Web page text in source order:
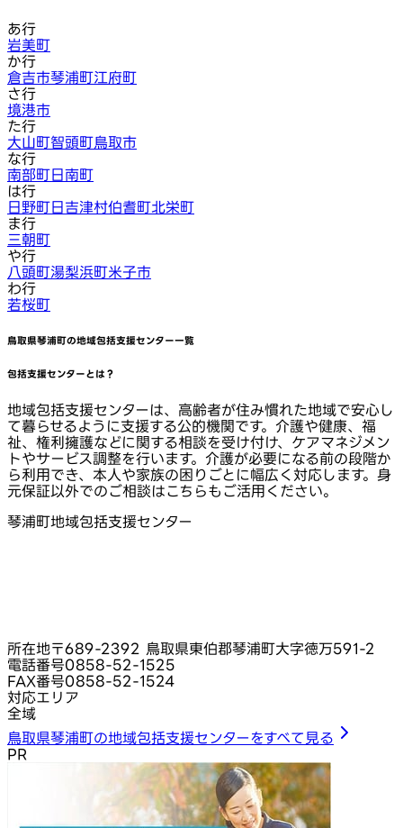
あ行
岩美町
か行
倉吉市琴浦町江府町
さ行
境港市
た行
大山町智頭町鳥取市
な行
南部町日南町
は行
日野町日吉津村伯耆町北栄町
ま行
三朝町
や行
八頭町湯梨浜町米子市
わ行
若桜町
鳥取県琴浦町の地域包括支援センター一覧
包括支援センターとは？
地域包括支援センターは、高齢者が住み慣れた地域で安心し
て暮らせるように支援する公的機関です。介護や健康、福
祉、権利擁護などに関する相談を受け付け、ケアマネジメン
トやサービス調整を行います。介護が必要になる前の段階か
ら利用でき、本人や家族の困りごとに幅広く対応します。身
元保証以外でのご相談はこちらもご活用ください。
琴浦町地域包括支援センター
所在地〒689-2392 鳥取県東伯郡琴浦町大字徳万591-2
電話番号0858-52-1525
FAX番号0858-52-1524
対応エリア
全域
鳥取県琴浦町の地域包括支援センターをすべて見る
PR